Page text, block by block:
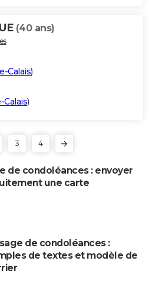
(40 ans)
Calais)
Calais)
3 4
de condoléances : envoyer
une carte
de condoléances :
de textes et modèle de